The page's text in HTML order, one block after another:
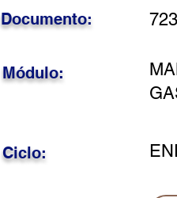
Documento:
Módulo:
Ciclo: